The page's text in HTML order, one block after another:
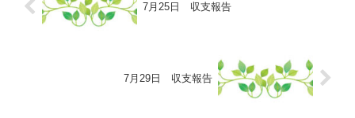
7月25日 収支報告
7月29日 収支報告